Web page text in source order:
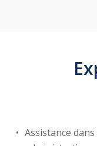
Assistance